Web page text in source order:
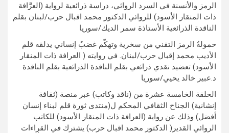
الرمز والأنسنة في السرد الروائي، دراسة ذرائعية لرواية (العرَّافة
ذات المنقار الأسود) للروائي الدكتور محمد اقبال حرب/لبنان بقلم
الناقدة الذرائعية الأستاذة سمر الديك/سوريا
حمولةُ الرمز التقني من سخرية وتهكّم غضبٌ إنساني يدلقه قلم
الأديب محمد إقبال حرب/لبنان. في روايته ( العرافة ذات المنقار
الأسود) تعضيد نقدي ذرائعي بقلم الناقدة الذرائعية بقلم الناقدة
د.عبير خالد يحيي/سوريا
الحلقة الخامسة عشرة من (ناقد وكاتب) عبر منصة (ثقافة
إنشانية) الجناح الثقافي المحكم ل(منتدى ثورة قلم لبناء إنسان
أفضل) وذلك عن رواية (العرافة ذات المنقار الأسود) للكاتب
الروائي القدير( الدكتور محمد اقبال حرب) يشترك في القراءات